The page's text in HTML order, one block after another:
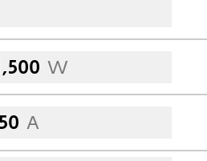
W
A